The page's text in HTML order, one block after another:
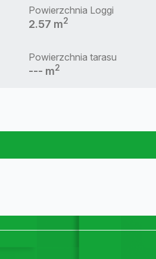
Powierzchnia Loggi
2.57 m2
Powierzchnia tarasu
--- m2